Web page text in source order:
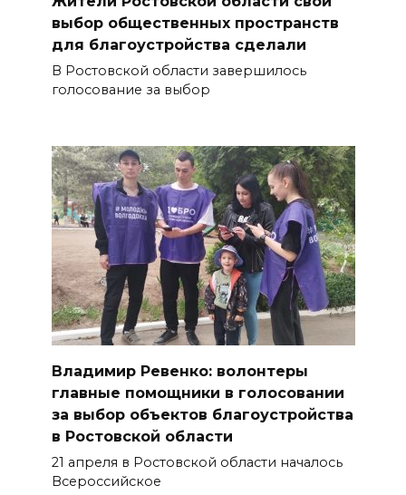
выбор общественных пространств
для благоустройства сделали
В Ростовской области завершилось
голосование за выбор
Владимир Ревенко: волонтеры
главные помощники в голосовании
за выбор объектов благоустройства
в Ростовской области
21 апреля в Ростовской области началось
Всероссийское